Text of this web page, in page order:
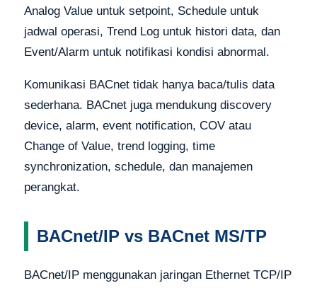
Analog Value untuk setpoint, Schedule untuk
jadwal operasi, Trend Log untuk histori data, dan
Event/Alarm untuk notifikasi kondisi abnormal.
Komunikasi BACnet tidak hanya baca/tulis data
sederhana. BACnet juga mendukung discovery
device, alarm, event notification, COV atau
Change of Value, trend logging, time
synchronization, schedule, dan manajemen
perangkat.
BACnet/IP vs BACnet MS/TP
BACnet/IP menggunakan jaringan Ethernet TCP/IP